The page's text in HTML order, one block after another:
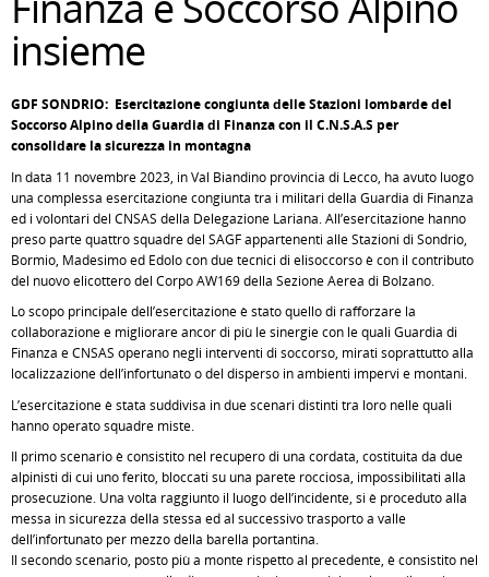
insieme
GDF SONDRIO: Esercitazione congiunta delle Stazioni lombarde del
Soccorso Alpino della Guardia di Finanza con il C.N.S.A.S per
consolidare la sicurezza in montagna
In data 11 novembre 2023, in Val Biandino provincia di Lecco, ha avuto luogo
una complessa esercitazione congiunta tra i militari della Guardia di Finanza
ed i volontari del CNSAS della Delegazione Lariana. All’esercitazione hanno
preso parte quattro squadre del SAGF appartenenti alle Stazioni di Sondrio,
Bormio, Madesimo ed Edolo con due tecnici di elisoccorso è con il contributo
del nuovo elicottero del Corpo AW169 della Sezione Aerea di Bolzano.
Lo scopo principale dell’esercitazione è stato quello di rafforzare la
collaborazione e migliorare ancor di più le sinergie con le quali Guardia di
Finanza e CNSAS operano negli interventi di soccorso, mirati soprattutto alla
localizzazione dell’infortunato o del disperso in ambienti impervi e montani.
L’esercitazione è stata suddivisa in due scenari distinti tra loro nelle quali
hanno operato squadre miste.
Il primo scenario è consistito nel recupero di una cordata, costituita da due
alpinisti di cui uno ferito, bloccati su una parete rocciosa, impossibilitati alla
prosecuzione. Una volta raggiunto il luogo dell’incidente, si è proceduto alla
messa in sicurezza della stessa ed al successivo trasporto a valle
dell’infortunato per mezzo della barella portantina.
Il secondo scenario, posto più a monte rispetto al precedente, è consistito nel